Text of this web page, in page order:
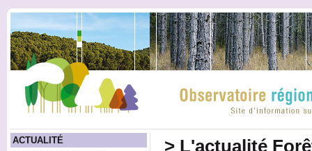
ACTUALITÉ > L'actualité